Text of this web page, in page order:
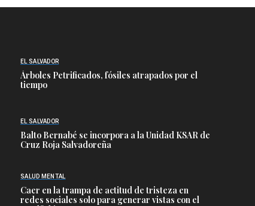
EL SALVADOR
Árboles Petrificados, fósiles atrapados por el
tiempo
EL SALVADOR
Balto Bernabé se incorpora a la Unidad KSAR de
Cruz Roja Salvadoreña
SALUD MENTAL
Caer en la trampa de actitud de tristeza en
redes sociales solo para generar vistas con el